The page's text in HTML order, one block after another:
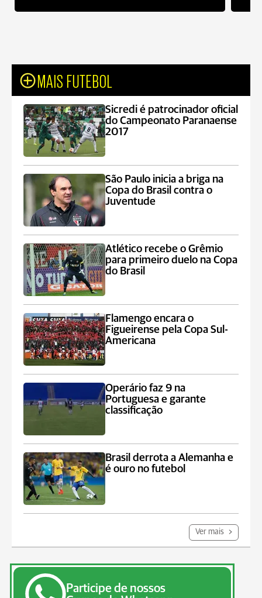
MAIS FUTEBOL
Sicredi é patrocinador oficial
do Campeonato Paranaense
2017
São Paulo inicia a briga na
Copa do Brasil contra o
Juventude
Atlético recebe o Grêmio
para primeiro duelo na Copa
do Brasil
Flamengo encara o
Figueirense pela Copa Sul-
Americana
Operário faz 9 na
Portuguesa e garante
classificação
Brasil derrota a Alemanha e
é ouro no futebol
Ver mais
Participe de nossos